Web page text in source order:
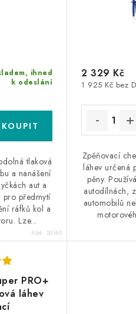
ihned
k odeslání
tlaková
a nanášení
aut a
pro předmytí
ráfků kol a
Lze...
Kód: 26160
1 925 Kč bez
2 329 Kč
Zpěňovací
láhev určená
pěny.
autodílnách,
automobilů
PRO+
láhev